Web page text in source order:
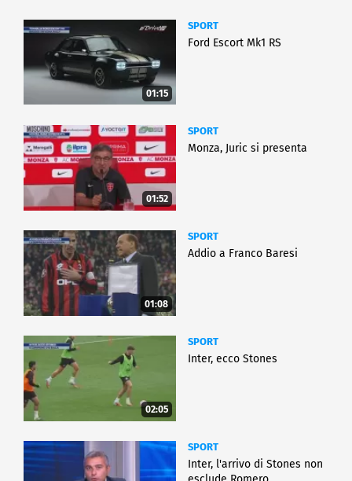
01:15
SPORT
Ford Escort Mk1 RS
01:52
SPORT
Monza, Juric si presenta
01:08
SPORT
Addio a Franco Baresi
02:05
SPORT
Inter, ecco Stones
SPORT
Inter, l'arrivo di Stones non